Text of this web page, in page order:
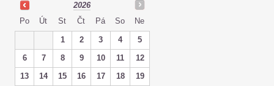
2026
Po
Út St Čt Pá So Ne
1 2 3 4
5
6
7 8 9 10 11
12
13
14 15 16 17 18 19